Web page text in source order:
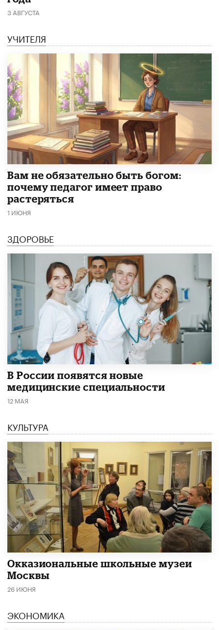
3 АВГУСТА
УЧИТЕЛЯ
​Вам не обязательно быть богом:
почему педагог имеет право
растеряться
1 ИЮНЯ
ЗДОРОВЬЕ
В России появятся новые
медицинские специальности
12 МАЯ
КУЛЬТУРА
​Окказиональные школьные музеи
Москвы
26 ИЮНЯ
ЭКОНОМИКА